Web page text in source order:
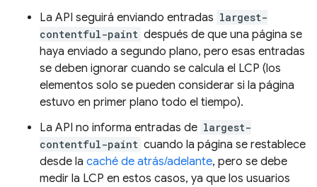
La API seguirá enviando entradas largest-
contentful-paint después de que una página se
haya enviado a segundo plano, pero esas entradas
se deben ignorar cuando se calcula el LCP (los
elementos solo se pueden considerar si la página
estuvo en primer plano todo el tiempo).
La API no informa entradas de largest-
contentful-paint cuando la página se restablece
desde la caché de atrás/adelante, pero se debe
medir la LCP en estos casos, ya que los usuarios